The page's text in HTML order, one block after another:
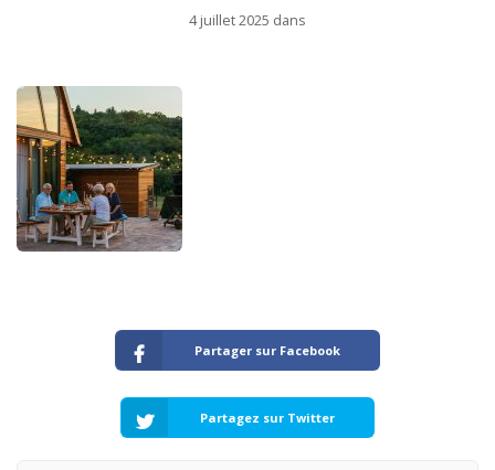
4 juillet 2025 dans
Partager sur Facebook
Partagez sur Twitter